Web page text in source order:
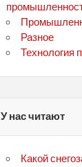
Разное
Технология
У нас читают
Какой